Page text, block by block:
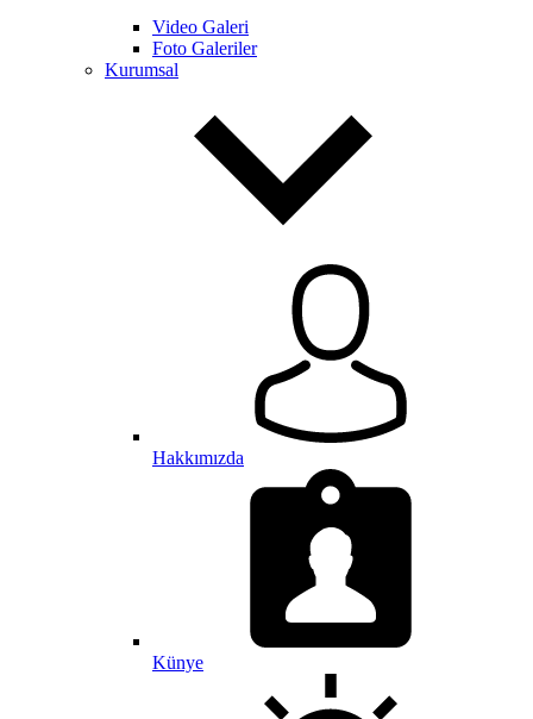
Video Galeri
Foto Galeriler
Kurumsal
Hakkımızda
Künye